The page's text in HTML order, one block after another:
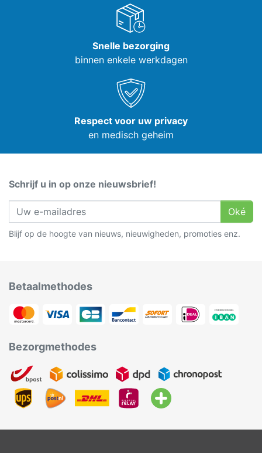
Snelle bezorging
binnen enkele werkdagen
Respect voor uw privacy
en medisch geheim
Schrijf u in op onze nieuwsbrief!
Oké
Blijf op de hoogte van nieuws, nieuwigheden, promoties enz.
Betaalmethodes
Bezorgmethodes